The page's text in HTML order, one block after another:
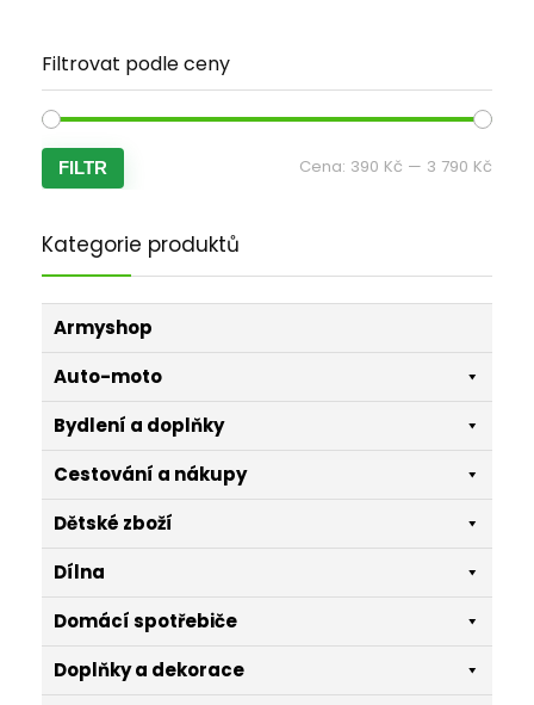
Filtrovat podle ceny
FILTR Cena: 390 Kč — 3 790 Kč
Kategorie produktů
Armyshop
Auto-moto
Bydlení a doplňky
Cestování a nákupy
Dětské zboží
Dílna
Domácí spotřebiče
Doplňky a dekorace